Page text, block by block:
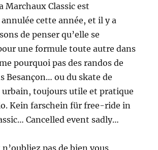
Marchaux Classic est
cette année, et il y a
de penser qu’elle se
une formule toute autre dans
pourquoi pas des randos de
Besançon… ou du skate de
urbain, toujours utile et pratique
Kein farschein für free-ride in
Cancelled event sadly…
pas de bien vous